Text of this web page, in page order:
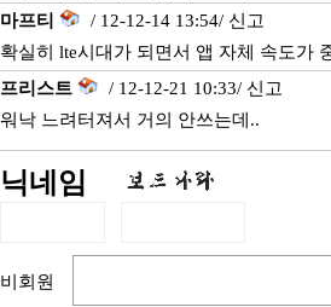
마프티 / 12-12-14 13:54/ 신고
확실히 lte시대가 되면서 앱 자체 속도가
프리스트
/ 12-12-21 10:33/ 신고
워낙 느려터져서 거의 안쓰는데..
닉네임
비회원